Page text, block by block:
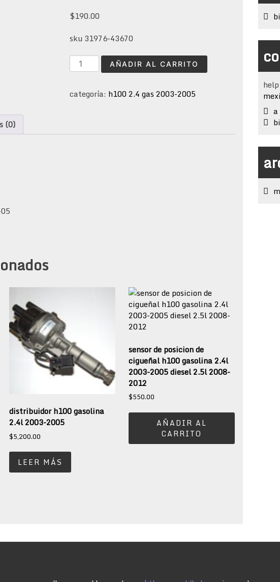
$190.00
sku 31976-43670
filtro
gasolina
2.4
AÑADIR AL CARRITO
categoría: h100 2.4 gas 2003-2005
(0)
distribuidor h100 gasolina
2.4l 2003-2005
$5,200.00
LEER MÁS
sensor de posicion de
cigueñal h100 gasolina 2.4l
2003-2005 diesel 2.5l 2008-
2012
$550.00
AÑADIR AL
CARRITO
help
a